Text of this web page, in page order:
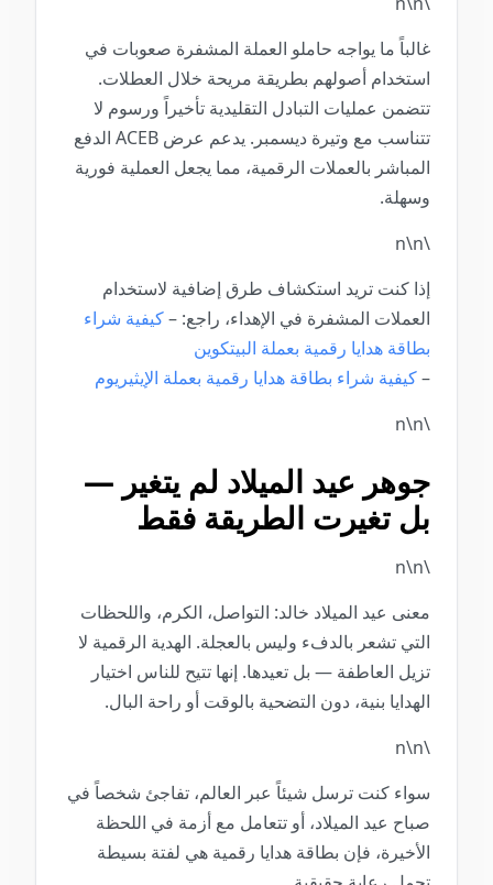
غالباً ما يواجه حاملو العملة المشفرة صعوبات في
استخدام أصولهم بطريقة مريحة خلال العطلات.
تتضمن عمليات التبادل التقليدية تأخيراً ورسوم لا
تتناسب مع وتيرة ديسمبر. يدعم عرض ACEB الدفع
المباشر بالعملات الرقمية، مما يجعل العملية فورية
وسهلة.
إذا كنت تريد استكشاف طرق إضافية لاستخدام
العملات المشفرة في الإهداء، راجع: –كيفية شراء
بطاقة هدايا رقمية بعملة البيتكوين
كيفية شراء بطاقة هدايا رقمية بعملة الإيثيريوم
جوهر عيد الميلاد لم يتغير —
بل تغيرت الطريقة فقط
معنى عيد الميلاد خالد: التواصل، الكرم، واللحظات
التي تشعر بالدفء وليس بالعجلة. الهدية الرقمية لا
تزيل العاطفة — بل تعيدها. إنها تتيح للناس اختيار
الهدايا بنية، دون التضحية بالوقت أو راحة البال.
سواء كنت ترسل شيئاً عبر العالم، تفاجئ شخصاً في
صباح عيد الميلاد، أو تتعامل مع أزمة في اللحظة
الأخيرة، فإن بطاقة هدايا رقمية هي لفتة بسيطة